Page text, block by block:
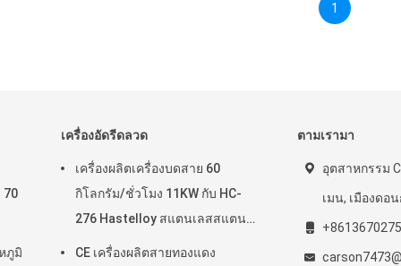
1
70
ภูมิ
เครื่องอัดรีดลวด
เครื่องผลิตเครื่องบดสาย 60
กิโลกรัม/ชั่วโมง 11KW กับ HC-
276 Hastelloy สแตนเลสสแตน
CE เครื่องผลิตสายทองแดง
ตามเรามา
อุตสาหกรรม
เมน, เมืองดอ